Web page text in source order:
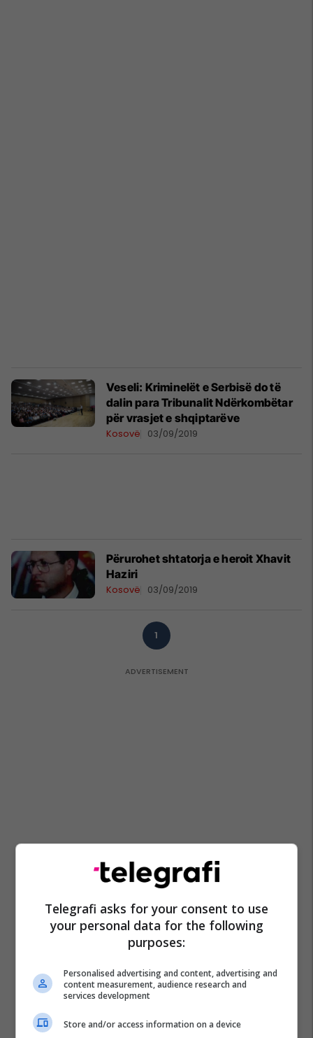
Veseli: Kriminelët e Serbisë do të
dalin para Tribunalit Ndërkombëtar
për vrasjet e shqiptarëve
Kosovë 03/09/2019
Përurohet shtatorja e heroit Xhavit
Haziri
Kosovë 03/09/2019
1
Telegrafi asks for your consent to use
your personal data for the following
purposes:
Personalised advertising and content, advertising and
content measurement, audience research and
services development
Store and/or access information on a device